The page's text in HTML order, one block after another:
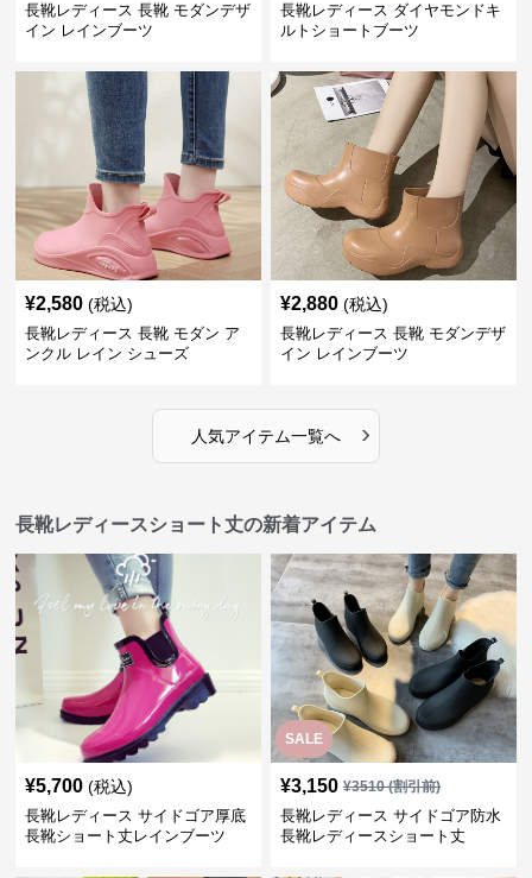
長靴レディース 長靴 モダンデザ
イン レインブーツ
長靴レディース ダイヤモンドキ
ルトショートブーツ
¥2,580 (税込)
長靴レディース 長靴 モダン ア
ンクル レイン シューズ
¥2,880 (税込)
長靴レディース 長靴 モダンデザ
イン レインブーツ
人気アイテム一覧へ ›
長靴レディースショート丈の新着アイテム
¥5,700 (税込)
長靴レディース サイドゴア厚底
長靴ショート丈レインブーツ
SALE
¥3,150 ¥3510(割引前)
長靴レディース サイドゴア防水
長靴レディースショート丈